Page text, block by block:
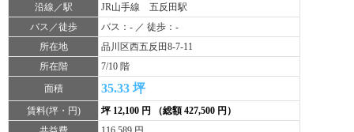
沿線／駅
JR山手線 五反田駅
バス／徒歩
バス：- ／ 徒歩：-
所在地
品川区西五反田8-7-11
所在階
7/10 階
面積
35.33 坪
賃料(坪・円)
坪 12,100 円 （総額 427,500 円）